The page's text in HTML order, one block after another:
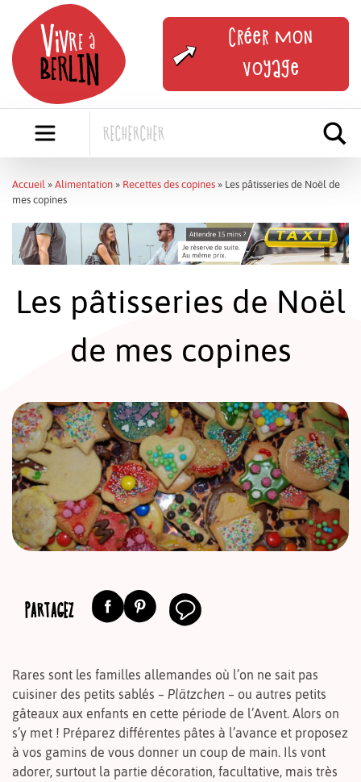
content
Créer mon
voyage
Accueil » Alimentation » Recettes des copines » Les pâtisseries de Noël de
mes copines
Les pâtisseries de Noël
de mes copines
PARTAGEZ
Rares sont les familles allemandes où l’on ne sait pas
cuisiner des petits sablés – Plätzchen – ou autres petits
gâteaux aux enfants en cette période de l’Avent. Alors on
s’y met ! Préparez différentes pâtes à l’avance et proposez
à vos gamins de vous donner un coup de main. Ils vont
adorer, surtout la partie décoration, facultative, mais très